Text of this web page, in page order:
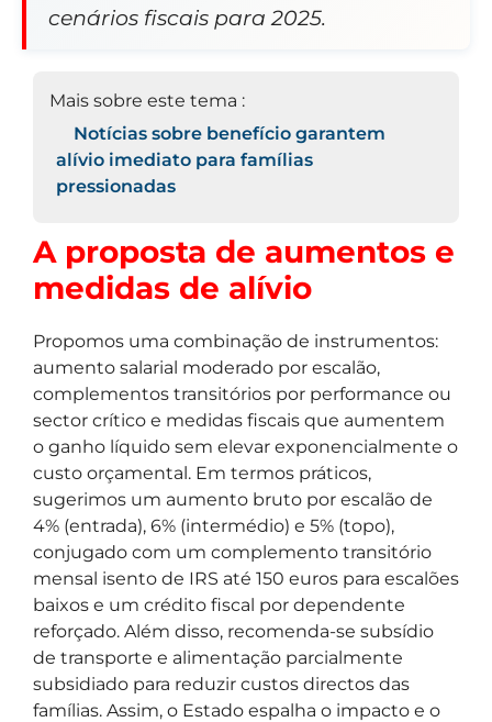
cenários fiscais para 2025.
Mais sobre este tema :
Notícias sobre benefício garantem
alívio imediato para famílias
pressionadas
A proposta de aumentos e
medidas de alívio
Propomos uma combinação de instrumentos:
aumento salarial moderado por escalão,
complementos transitórios por performance ou
sector crítico e medidas fiscais que aumentem
o ganho líquido sem elevar exponencialmente o
custo orçamental. Em termos práticos,
sugerimos um aumento bruto por escalão de
4% (entrada), 6% (intermédio) e 5% (topo),
conjugado com um complemento transitório
mensal isento de IRS até 150 euros para escalões
baixos e um crédito fiscal por dependente
reforçado. Além disso, recomenda-se subsídio
de transporte e alimentação parcialmente
subsidiado para reduzir custos directos das
famílias. Assim, o Estado espalha o impacto e o